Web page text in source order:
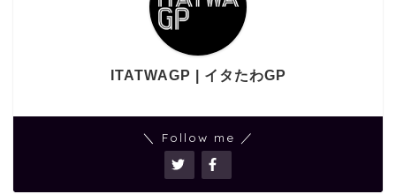
ITATWAGP | イタたわGP
＼ Follow me ／